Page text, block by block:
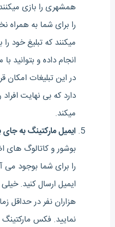
همشهری را بازی
را برای شما به
میکنند که تبلیغ خود
انجام داده و بتوانید
در این تبلیغات امکان
دارد که بی نهایت
میکند.
ایمیل مارکتینگ به جای
بوشور و کاتالوگ های
را برای شما بوجود می
ایمیل ارسال کنید.
هزاران نفر در حداقل
نمایید. فکس